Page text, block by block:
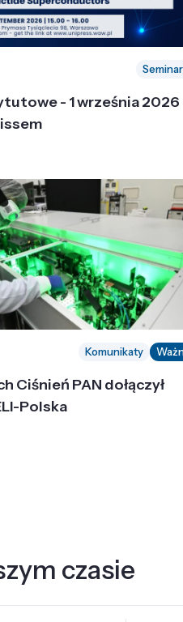
- 1 września 2026
Komunikaty
Ciśnień PAN dołączył
Polska
czasie